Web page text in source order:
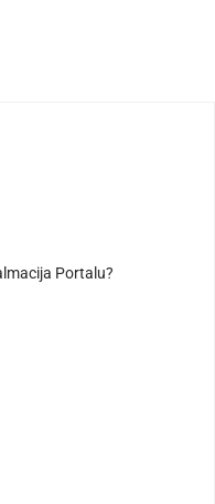
Portalu?